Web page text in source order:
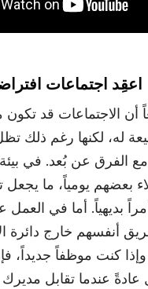
اعقِد اجتماعات
أن الاجتماعات قد
له، لكنها رغم ذلك
الفرق عن بُعد. في بيئة
بعضهم يومياً، ما يجعل
بديهياً. أما في
أنفسهم خارج دائرة
كنت موظفاً جديداً،